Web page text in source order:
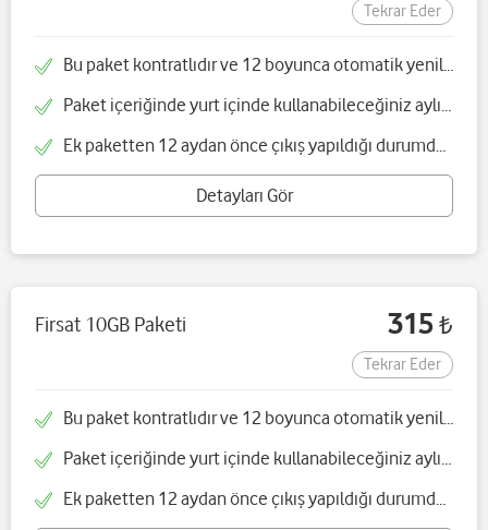
Tekrar Eder
Bu paket kontratlıdır ve 12 boyunca otomatik yenilenir
Paket içeriğinde yurt içinde kullanabileceğiniz aylık 15 GB internet bulunmaktadır
Ek paketten 12 aydan önce çıkış yapıldığı durumda cayma bedeli yansıtılır
Detayları Gör
Firsat 10GB Paketi 315 ₺
Tekrar Eder
Bu paket kontratlıdır ve 12 boyunca otomatik yenilenir
Paket içeriğinde yurt içinde kullanabileceğiniz aylık 5 GB internet bulunmaktadır
Ek paketten 12 aydan önce çıkış yapıldığı durumda cayma bedeli yansıtılır